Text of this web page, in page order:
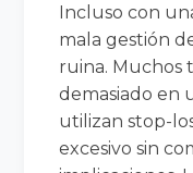
Incluso con
mala gestión
ruina. Muchos
demasiado en
utilizan stop-
excesivo sin